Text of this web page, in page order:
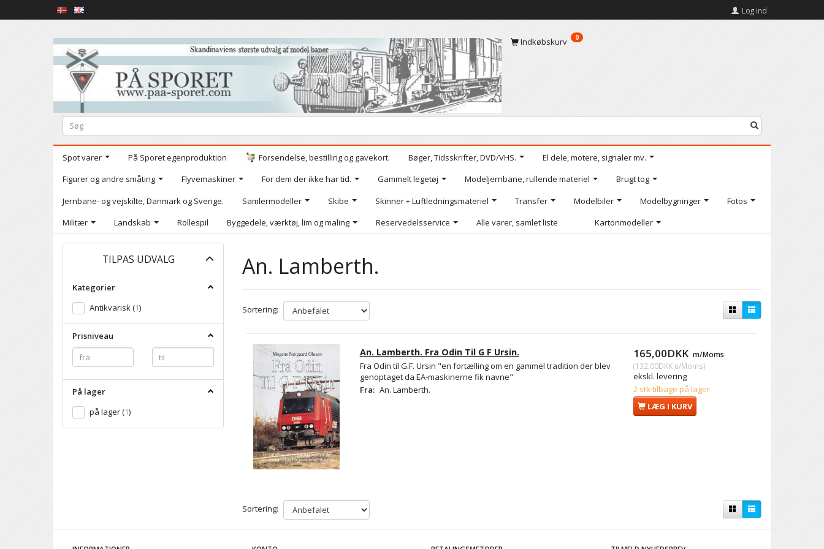
Log ind
Indkøbskurv 0
Spot varer På Sporet egenproduktion Forsendelse, bestilling og gavekort. Bøger, Tidsskrifter, DVD/VHS.
El dele, motere, signaler mv.
Figurer og andre småting
Flyvemaskiner For dem der ikke har tid. Gammelt legetøj Modeljernbane, rullende materiel
Brugt tog
Jernbane- og vejskilte, Danmark og Sverige.
Samlermodeller Skibe Skinner + Luftledningsmateriel Transfer Modelbiler Modelbygninger
Fotos
Militær
Landskab Rollespil Byggedele, værktøj, lim og maling Reservedelsservice Alle varer, samlet liste Kartonmodeller
TILPAS UDVALG
Skifte
filter
Kategorier
Antikvarisk(1)
Prisniveau
På lager
på lager(1)
An. Lamberth.
Sortering:
An. Lamberth. Fra Odin Til G F Ursin.
Fra Odin til G.F. Ursin "en fortælling om en gammel tradition der blev
genoptaget da EA-maskinerne fik navne"
Fra: An. Lamberth.
165,00DKK m/Moms
(132,00DKKu/Moms)
ekskl. levering
2 stk tilbage på lager
LÆG I KURV
Sortering: